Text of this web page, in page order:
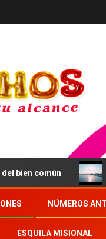
común Se
NÚMEROS
ESQUILA MISIONAL